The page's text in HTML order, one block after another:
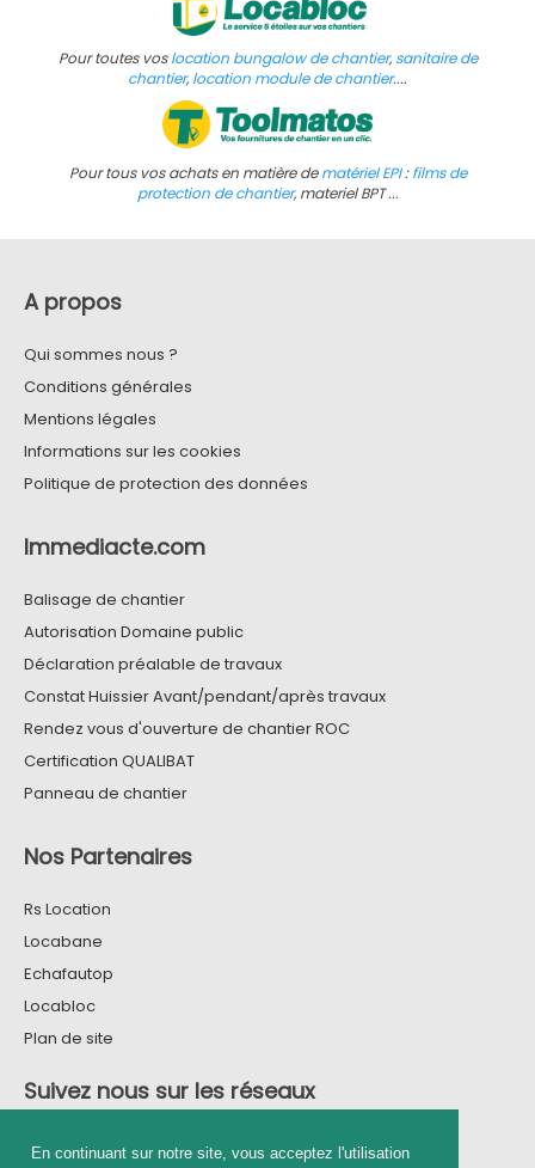
En continuant sur notre site, vous acceptez l'utilisation
Pour toutes voslocation bungalow de chantier,sanitaire de
chantier,location module de chantier....
Pour tous vos achats en matière dematériel EPI:films de
protection de chantier, materiel BPT ...
A propos
Qui sommes nous ?
Conditions générales
Mentions légales
Informations sur les cookies
Politique de protection des données
Immediacte.com
Balisage de chantier
Autorisation Domaine public
Déclaration préalable de travaux
Constat Huissier Avant/pendant/après travaux
Rendez vous d'ouverture de chantier ROC
Certification QUALIBAT
Panneau de chantier
Nos Partenaires
Rs Location
Locabane
Echafautop
Locabloc
Plan de site
Suivez nous sur les réseaux